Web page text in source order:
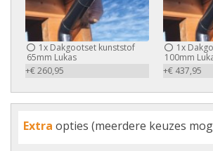
1x Dakgootset kunststof
65mm Lukas
+€ 260,95
1x
100mm
+€ 437,95
Extra opties (meerdere keuzes